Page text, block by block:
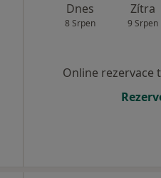
Dnes
8 Srpen
Zítra
9 Srpen
Online rezervace